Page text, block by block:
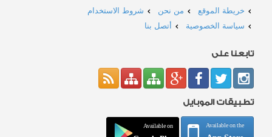
خريطة الموقع من نحن
شروط الاستخدام
سياسة الخصوصية
أتصل بنا
تابعنا على
تطبيقات الموبايل
Available on the
Available on